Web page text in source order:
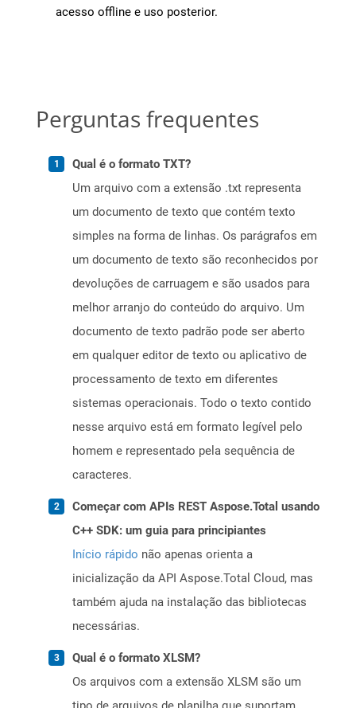
acesso offline e uso posterior.
Perguntas frequentes
Qual é o formato TXT?
Um arquivo com a extensão .txt representa
um documento de texto que contém texto
simples na forma de linhas. Os parágrafos em
um documento de texto são reconhecidos por
devoluções de carruagem e são usados ​​para
melhor arranjo do conteúdo do arquivo. Um
documento de texto padrão pode ser aberto
em qualquer editor de texto ou aplicativo de
processamento de texto em diferentes
sistemas operacionais. Todo o texto contido
nesse arquivo está em formato legível pelo
homem e representado pela sequência de
caracteres.
Começar com APIs REST Aspose.Total usando
C++ SDK: um guia para principiantes
Início rápido não apenas orienta a
inicialização da API Aspose.Total Cloud, mas
também ajuda na instalação das bibliotecas
necessárias.
Qual é o formato XLSM?
Os arquivos com a extensão XLSM são um